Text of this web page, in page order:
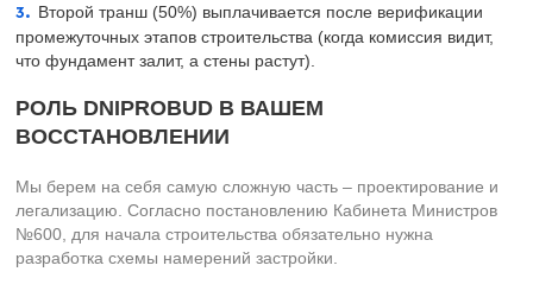
Второй транш (50%) выплачивается после верификации
промежуточных этапов строительства (когда комиссия видит,
что фундамент залит, а стены растут).
РОЛЬ DNIPROBUD В ВАШЕМ
ВОССТАНОВЛЕНИИ
Мы берем на себя самую сложную часть – проектирование и
легализацию. Согласно постановлению Кабинета Министров
№600, для начала строительства обязательно нужна
разработка схемы намерений застройки.